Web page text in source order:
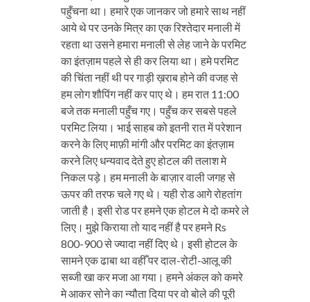
पहुँचना था। हमारे एक जानकर जो हमारे साथ नहीं
आये थे पर उनके मित्र का एक रिश्तेदार मनाली में
रहता था उसने हमारा मनाली से लेह जाने के परमिट
का इंतज़ाम पहले से ही कर लिया था। हमे परमिट
की चिंता नहीं थी पर गाड़ी ख़राब होने की वजह से
हम लोग शौपिंग नहीं कर पाए थे। हम रात 11:00
बजे तक मनाली पहुँच गए। पहुँच कर सबसे पहले
परमिट लिया। भाई साहब को इतनी रात में परेशान
करने के लिए माफ़ी मांगी और परमिट का इंतज़ाम
करने लिए धन्यवाद देते हुए होटल की तलाश मे
निकल पड़े। हम मनाली के बाज़ार वाली जगह से
ऊपर की तरफ चले गए थे। यही रोड आगे रोहतांग
जाती है। इसी रोड पर हमने एक होटल मे दो कमरे ले
लिए। मुझे किराया तो याद नहीं है पर हमने Rs
800-900 से ज्यादा नहीं दिए थे। इसी होटल के
सामने एक ढाबा था वहीँ पर दाल-रोटी-आलू की
सब्जी खा कर मजा आ गया। हमने अंकल को कमरे
मे आकर सोने का न्यौता दिया पर वो बोले की पूरी